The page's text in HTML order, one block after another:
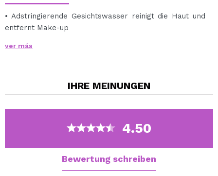
• Adstringierende Gesichtswasser reinigt die Haut und
entfernt Make-up
• Säuren enthält organische Exfoliating Activity
Manuka Tree-Linie zugreifen.
ver más
IHRE MEINUNGEN
4.50
Bewertung schreiben